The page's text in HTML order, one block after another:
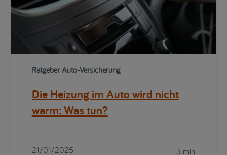
Ratgeber Auto-Versicherung
Die Heizung im Auto wird nicht
warm: Was tun?
21/01/2025 3 min